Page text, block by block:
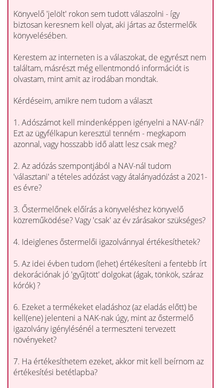
Könyvelő 'jelölt' rokon sem tudott válaszolni - így
biztosan keresnem kell olyat, aki jártas az őstermelők
könyvelésében.
Kerestem az interneten is a válaszokat, de egyrészt nem
találtam, másrészt még ellentmondó információt is
olvastam, mint amit az irodában mondtak.
Kérdéseim, amikre nem tudom a választ
1. Adószámot kell mindenképpen igényelni a NAV-nál?
Ezt az ügyfélkapun keresztül tenném - megkapom
azonnal, vagy hosszabb idő alatt lesz csak meg?
2. Az adózás szempontjából a NAV-nál tudom
'választani' a tételes adózást vagy átalányadózást a 2021-
es évre?
3. Őstermelőnek előírás a könyveléshez könyvelő
közreműködése? Vagy 'csak' az év zárásakor szükséges?
4. Ideiglenes őstermelői igazolvánnyal értékesíthetek?
5. Az idei évben tudom (lehet) értékesíteni a fentebb írt
dekorációnak jó 'gyűjtött' dolgokat (ágak, tönkök, száraz
kórók) ?
6. Ezeket a termékeket eladáshoz (az eladás előtt) be
kell(ene) jelenteni a NAK-nak úgy, mint az őstermelő
igazolvány igénylésénél a termeszteni tervezett
növényeket?
7. Ha értékesíthetem ezeket, akkor mit kell beírnom az
értékesítési betétlapba?